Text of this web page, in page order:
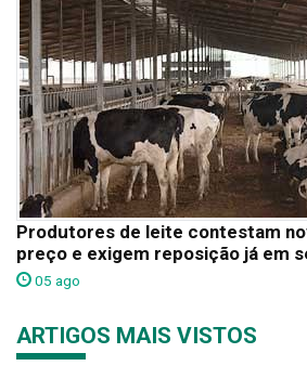
Produtores de leite contestam
preço e exigem reposição já em
05 ago
ARTIGOS MAIS VISTOS